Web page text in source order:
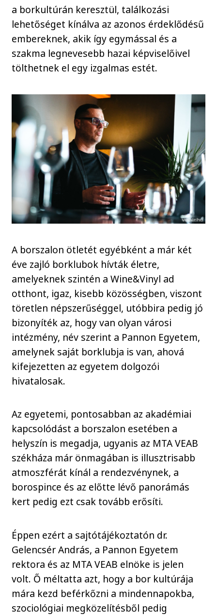
a borkultúrán keresztül, találkozási
lehetőséget kínálva az azonos érdeklődésű
embereknek, akik így egymással és a
szakma legnevesebb hazai képviselőivel
tölthetnek el egy izgalmas estét.
A borszalon ötletét egyébként a már két
éve zajló borklubok hívták életre,
amelyeknek szintén a Wine&Vinyl ad
otthont, igaz, kisebb közösségben, viszont
töretlen népszerűséggel, utóbbira pedig jó
bizonyíték az, hogy van olyan városi
intézmény, név szerint a Pannon Egyetem,
amelynek saját borklubja is van, ahová
kifejezetten az egyetem dolgozói
hivatalosak.
Az egyetemi, pontosabban az akadémiai
kapcsolódást a borszalon esetében a
helyszín is megadja, ugyanis az MTA VEAB
székháza már önmagában is illusztrisabb
atmoszférát kínál a rendezvénynek, a
borospince és az előtte lévő panorámás
kert pedig ezt csak tovább erősíti.
Éppen ezért a sajtótájékoztatón dr.
Gelencsér András, a Pannon Egyetem
rektora és az MTA VEAB elnöke is jelen
volt. Ő méltatta azt, hogy a bor kultúrája
mára kezd beférkőzni a mindennapokba,
szociológiai megközelítésből pedig